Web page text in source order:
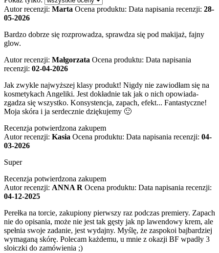
Autor recenzji: Marta Ocena produktu: Data napisania recenzji: 28-
05-2026
Bardzo dobrze się rozprowadza, sprawdza się pod makijaż, fajny
glow.
Autor recenzji: Małgorzata Ocena produktu: Data napisania
recenzji: 02-04-2026
Jak zwykle najwyższej klasy produkt! Nigdy nie zawiodłam się na
kosmetykach Angeliki. Jest dokładnie tak jak o nich opowiada-
zgadza się wszystko. Konsystencja, zapach, efekt... Fantastyczne!
Moja skóra i ja serdecznie dziękujemy 🙂
Recenzja potwierdzona zakupem
Autor recenzji: Kasia Ocena produktu: Data napisania recenzji: 04-
03-2026
Super
Recenzja potwierdzona zakupem
Autor recenzji: ANNA R Ocena produktu: Data napisania recenzji:
04-12-2025
Perełka na torcie, zakupiony pierwszy raz podczas premiery. Zapach
nie do opisania, może nie jest tak gęsty jak np lawendowy krem, ale
spełnia swoje zadanie, jest wydajny. Myślę, że zaspokoi bajbardziej
wymaganą skórę. Polecam każdemu, u mnie z okazji BF wpadły 3
sloiczki do zamówienia ;)